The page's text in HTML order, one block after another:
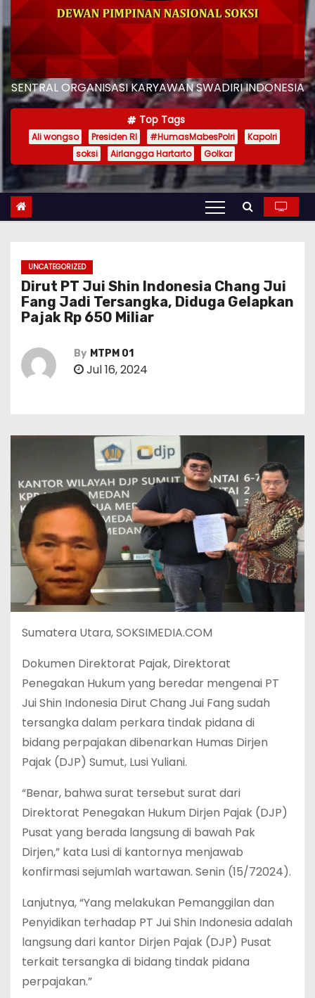
SENTRAL ORGANISASI KARYAWAN SWADIRI INDONESIA
Top Tags
Ali wongso Presiden RI #HumasMabesPolri
Kapolri
soksi
Airlangga Hartarto Golkar
UNCATEGORIZED
Dirut PT Jui Shin Indonesia Chang Jui
Fang Jadi Tersangka, Diduga Gelapkan
Pajak Rp 650 Miliar
By MTPM 01
Jul 16, 2024
Sumatera Utara, SOKSIMEDIA.COM
Dokumen Direktorat Pajak, Direktorat
Penegakan Hukum yang beredar mengenai PT
Jui Shin Indonesia Dirut Chang Jui Fang sudah
tersangka dalam perkara tindak pidana di
bidang perpajakan dibenarkan Humas Dirjen
Pajak (DJP) Sumut, Lusi Yuliani.
“Benar, bahwa surat tersebut surat dari
Direktorat Penegakan Hukum Dirjen Pajak (DJP)
Pusat yang berada langsung di bawah Pak
Dirjen,” kata Lusi di kantornya menjawab
konfirmasi sejumlah wartawan. Senin (15/72024).
Lanjutnya, “Yang melakukan Pemanggilan dan
Penyidikan terhadap PT Jui Shin Indonesia adalah
langsung dari kantor Dirjen Pajak (DJP) Pusat
terkait tersangka di bidang tindak pidana
perpajakan.”